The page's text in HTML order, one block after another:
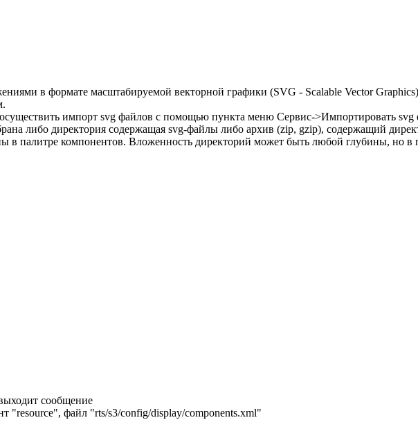
в формате масштабируемой векторной графики (SVG - Scalable Vector
импорт svg файлов с помощью пункта меню Сервис->Импортировать svg
либо директория содержащая svg-файлы либо архив (zip, gzip), содержащий
в палитре компонентов. Вложенность директорий может быть любой глубины, но
сообщение
"resource", файл "rts/s3/config/display/components.xml"